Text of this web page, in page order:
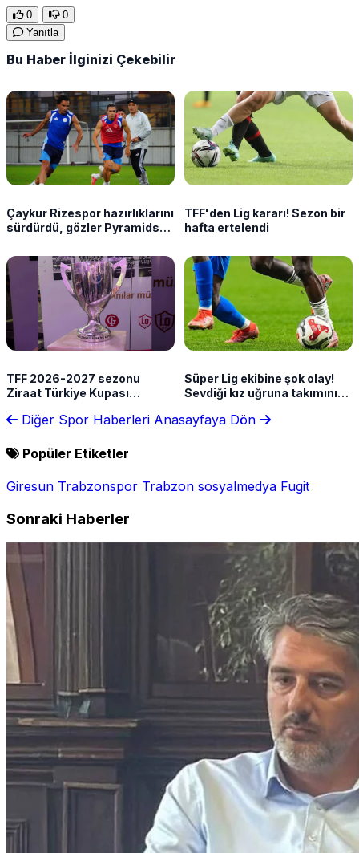
0
0
Yanıtla
Bu Haber İlginizi Çekebilir
Çaykur Rizespor hazırlıklarını
sürdürdü, gözler Pyramids
TFF'den Lig kararı! Sezon bir
hafta ertelendi
TFF 2026-2027 sezonu
Ziraat Türkiye Kupası
Süper Lig ekibine şok olay!
Sevdiği kız uğruna takımını
Diğer Spor Haberleri Anasayfaya Dön
Popüler Etiketler
Giresun Trabzonspor Trabzon sosyalmedya Fugit
Sonraki Haberler